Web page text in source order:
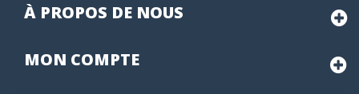
À PROPOS DE NOUS
MON COMPTE